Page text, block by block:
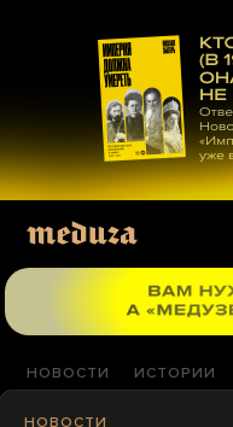
материалам
НОВОСТИ ИСТОРИИ
НОВОСТИ